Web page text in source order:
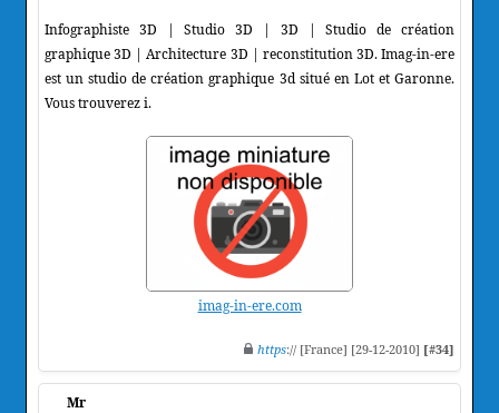
Infographiste 3D | Studio 3D | 3D | Studio de création
graphique 3D | Architecture 3D | reconstitution 3D. Imag-in-ere
est un studio de création graphique 3d situé en Lot et Garonne.
Vous trouverez i.
imag-in-ere.com
https:// [France] [29-12-2010] [#34]
Mr